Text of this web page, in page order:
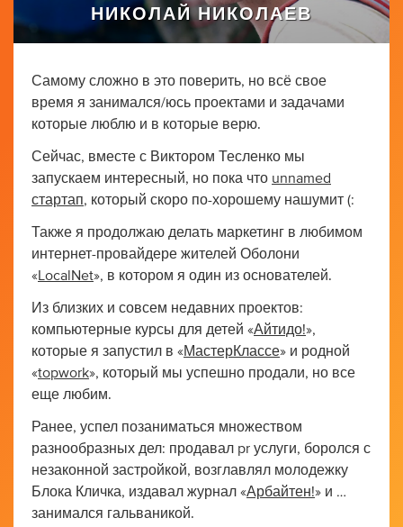
НИКОЛАЙ НИКОЛАЕВ
Самому сложно в это поверить, но всё свое
время я занимался/юсь проектами и задачами
которые люблю и в которые верю.
Сейчас, вместе с Виктором Тесленко мы
запускаем интересный, но пока что unnamed
стартап, который скоро по-хорошему нашумит (:
Также я продолжаю делать маркетинг в любимом
интернет-провайдере жителей Оболони
« LocalNet», в котором я один из основателей.
Из близких и совсем недавних проектов:
компьютерные курсы для детей «Айтидо!»,
которые я запустил в «МастерКлассе» и родной
«topwork», который мы успешно продали, но все
еще любим.
Ранее, успел позаниматься множеством
разнообразных дел: продавал pr услуги, боролся с
незаконной застройкой, возглавлял молодежку
Блока Кличка, издавал журнал «Арбайтен!» и …
занимался гальваникой.